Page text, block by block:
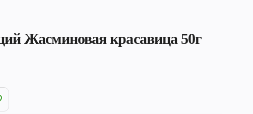
Жасминовая красавица 50г